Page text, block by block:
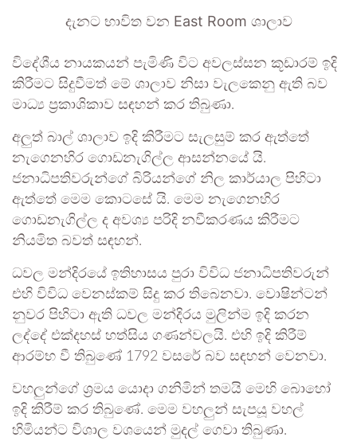
දැනට භාවිත වන East Room ශාලාව
විදේශීය නායකයන් පැමිණි විට අවලස්සන කූඩාරම් ඉදි
කිරීමට සිදුවීමත් මේ ශාලාව නිසා වැලකෙනු ඇති බව
මාධ්‍ය ප‍්‍රකාශිකාව සඳහන් කර තිබුණා.
අලුත් බාල් ශාලාව ඉදි කිරීමට සැලසුම් කර ඇත්තේ
නැගෙනහිර ගොඩනැගිල්ල ආසන්නයේ යි.
ජනාධිපතිවරුන්ගේ බිරියන්ගේ නිල කාර්යාල පිහිටා
ඇත්තේ මෙම කොටසේ යි. මෙම නැගෙනහිර
ගොඩනැගිල්ල ද අවශ්‍ය පරිදි නවීකරණය කිරීමට
නියමිත බවත් සඳහන්.
ධවල මන්දිරයේ ඉතිහාසය පුරා විවිධ ජනාධිපතිවරුන්
එහි විවිධ වෙනස්කම් සිදු කර තිබෙනවා. වොෂින්ටන්
නුවර පිහිටා ඇති ධවල මන්දිරය මුලින්ම ඉදි කරන
ලද්දේ එක්දහස් හත්සිය ගණන්වලයි. එහි ඉදි කිරීම්
ආරම්භ වී තිබුණේ 1792 වසරේ බව සඳහන් වෙනවා.
වහලුන්ගේ ශ‍්‍රමය යොදා ගනිමින් තමයි මෙහි බොහෝ
ඉදි කිරීම් කර තිබුණේ. මෙම වහලුන් සැපයූ වහල්
හිමියන්ට විශාල වශයෙන් මුදල් ගෙවා තිබුණා.